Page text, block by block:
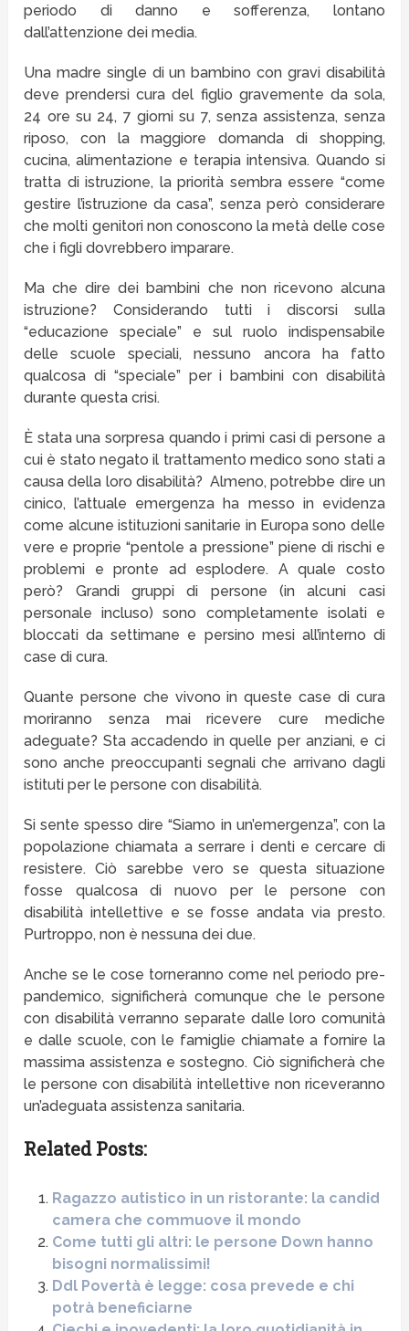
periodo di danno e sofferenza, lontano
dall’attenzione dei media.
Una madre single di un bambino con gravi disabilità
deve prendersi cura del figlio gravemente da sola,
24 ore su 24, 7 giorni su 7, senza assistenza, senza
riposo, con la maggiore domanda di shopping,
cucina, alimentazione e terapia intensiva. Quando si
tratta di istruzione, la priorità sembra essere “come
gestire l’istruzione da casa”, senza però considerare
che molti genitori non conoscono la metà delle cose
che i figli dovrebbero imparare.
Ma che dire dei bambini che non ricevono alcuna
istruzione? Considerando tutti i discorsi sulla
“educazione speciale” e sul ruolo indispensabile
delle scuole speciali, nessuno ancora ha fatto
qualcosa di “speciale” per i bambini con disabilità
durante questa crisi.
È stata una sorpresa quando i primi casi di persone a
cui è stato negato il trattamento medico sono stati a
causa della loro disabilità? Almeno, potrebbe dire un
cinico, l’attuale emergenza ha messo in evidenza
come alcune istituzioni sanitarie in Europa sono delle
vere e proprie “pentole a pressione” piene di rischi e
problemi e pronte ad esplodere. A quale costo
però? Grandi gruppi di persone (in alcuni casi
personale incluso) sono completamente isolati e
bloccati da settimane e persino mesi all’interno di
case di cura.
Quante persone che vivono in queste case di cura
moriranno senza mai ricevere cure mediche
adeguate? Sta accadendo in quelle per anziani, e ci
sono anche preoccupanti segnali che arrivano dagli
istituti per le persone con disabilità.
Si sente spesso dire “Siamo in un’emergenza”, con la
popolazione chiamata a serrare i denti e cercare di
resistere. Ciò sarebbe vero se questa situazione
fosse qualcosa di nuovo per le persone con
disabilità intellettive e se fosse andata via presto.
Purtroppo, non è nessuna dei due.
Anche se le cose torneranno come nel periodo pre-
pandemico, significherà comunque che le persone
con disabilità verranno separate dalle loro comunità
e dalle scuole, con le famiglie chiamate a fornire la
massima assistenza e sostegno. Ciò significherà che
le persone con disabilità intellettive non riceveranno
un’adeguata assistenza sanitaria.
Related Posts:
Ragazzo autistico in un ristorante: la candid
camera che commuove il mondo
Come tutti gli altri: le persone Down hanno
bisogni normalissimi!
Ddl Povertà è legge: cosa prevede e chi
potrà beneficiarne